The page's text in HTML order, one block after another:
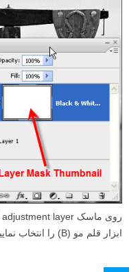
ابزار قلم مو (B) را انتخاب نمایید.